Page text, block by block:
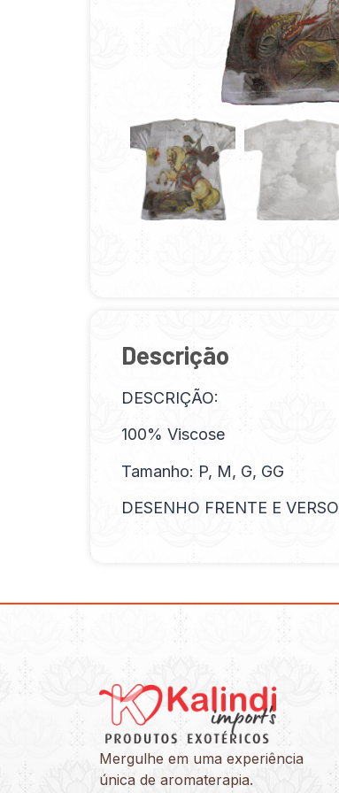
Descrição
DESCRIÇÃO:
100% Viscose
Tamanho: P, M, G, GG
DESENHO FRENTE E VERSO
Mergulhe em uma experiência
única de aromaterapia.